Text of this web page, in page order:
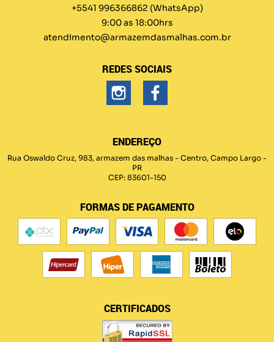
+5541 996366862 (WhatsApp)
9:00 as 18:00hrs
atendimento@armazemdasmalhas.com.br
REDES SOCIAIS
ENDEREÇO
Rua Oswaldo Cruz, 983, armazem das malhas - Centro, Campo Largo -
PR
CEP: 83601-150
FORMAS DE PAGAMENTO
CERTIFICADOS